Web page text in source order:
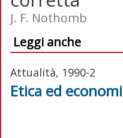
J. F. Nothomb
Leggi anche
Attualità, 1990-2
Etica ed